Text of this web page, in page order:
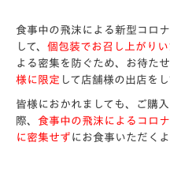
食事中の飛沫による新型コロ
して、 個包装でお召し上がり
よる密集を防ぐため、お待た
様に限定 して店舗様の出店をし
皆様におかれましても、ご購
際、 食事中の飛沫による コロ
に密集せず にお食事いただく